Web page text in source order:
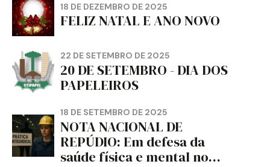
18 DE DEZEMBRO DE 2025
FELIZ NATAL E ANO NOVO
22 DE SETEMBRO DE 2025
20 DE SETEMBRO - DIA DOS
PAPELEIROS
18 DE SETEMBRO DE 2025
NOTA NACIONAL DE
REPÚDIO: Em defesa da
saúde física e mental no